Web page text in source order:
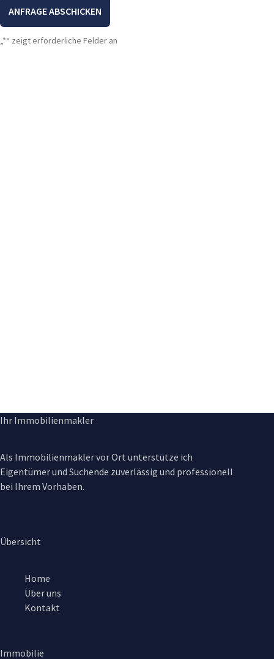
*“ zeigt erforderliche Felder an
Ihr Immobilienmakler
Als Immobilienmakler vor Ort unterstütze ich
Eigentümer und Suchende zuverlässig und professionell
bei Ihrem Vorhaben.
Übersicht
Home
Über uns
Kontakt
Immobilie